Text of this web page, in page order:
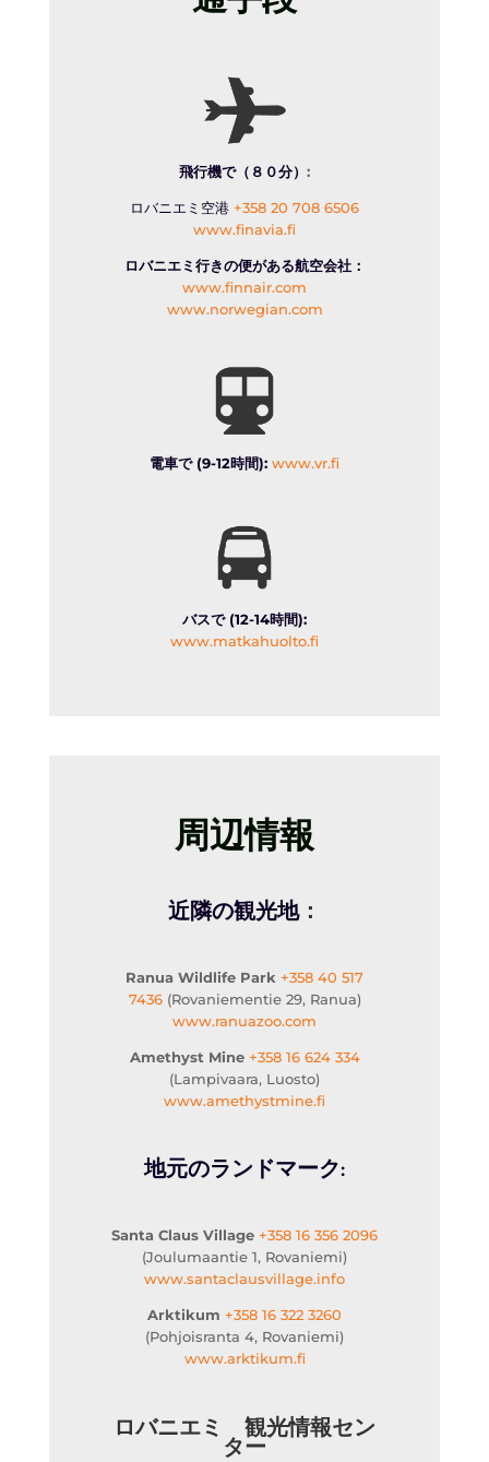
飛行機で（８０分） :
ロバニエミ空港 +358 20 708 6506
www.finavia.fi
ロバニエミ行きの便がある航空会社：
www.finnair.com
www.norwegian.com
電車で (9-12時間): www.vr.fi
バスで (12-14時間):
www.matkahuolto.fi
周辺情報
近隣の観光地：
Ranua Wildlife Park +358 40 517
7436(Rovaniementie 29, Ranua)
www.ranuazoo.com
Amethyst Mine +358 16 624 334
(Lampivaara, Luosto)
www.amethystmine.fi
地元のランドマーク:
Santa Claus Village +358 16 356 2096
(Joulumaantie 1, Rovaniemi)
www.santaclausvillage.info
Arktikum +358 16 322 3260
(Pohjoisranta 4, Rovaniemi)
www.arktikum.fi
ロバニエミ 観光情報セン
ター